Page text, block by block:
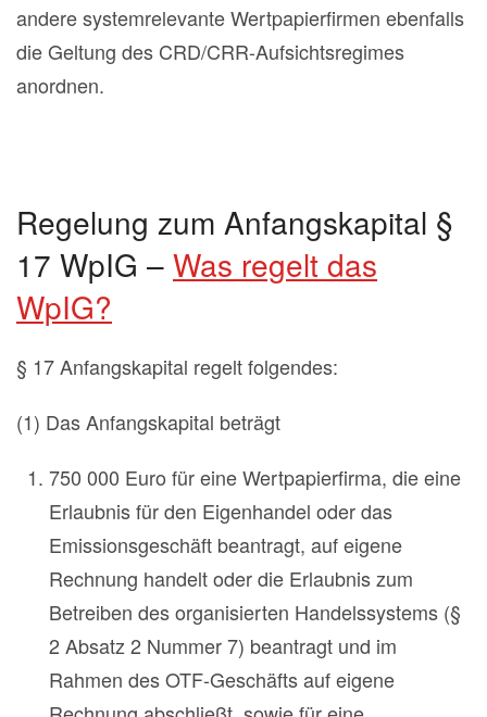
andere systemrelevante Wertpapierfirmen ebenfalls
die Geltung des CRD/CRR-Aufsichtsregimes
anordnen.
Regelung zum Anfangskapital §
17 WpIG – Was regelt das
WpIG?
§ 17 Anfangskapital regelt folgendes:
(1) Das Anfangskapital beträgt
750 000 Euro für eine Wertpapierfirma, die eine
Erlaubnis für den Eigenhandel oder das
Emissionsgeschäft beantragt, auf eigene
Rechnung handelt oder die Erlaubnis zum
Betreiben des organisierten Handelssystems (§
2 Absatz 2 Nummer 7) beantragt und im
Rahmen des OTF-Geschäfts auf eigene